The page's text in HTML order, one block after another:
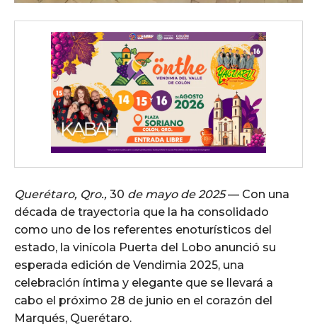
Querétaro, Qro., 30 de mayo de 2025— Con una
década de trayectoria que la ha consolidado
como uno de los referentes enoturísticos del
estado, la vinícola Puerta del Lobo anunció su
esperada edición de Vendimia 2025, una
celebración íntima y elegante que se llevará a
cabo el próximo 28 de junio en el corazón del
Marqués, Querétaro.